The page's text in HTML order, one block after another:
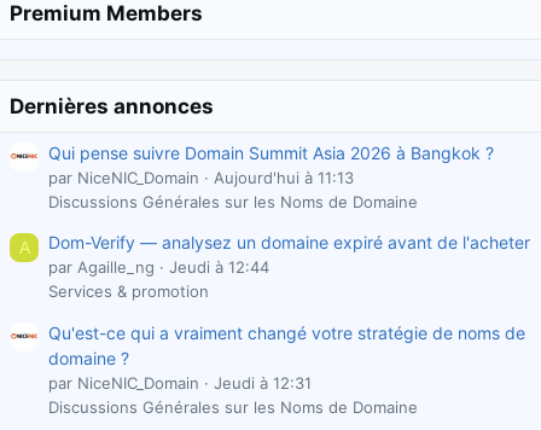
Premium Members
Dernières annonces
Qui pense suivre Domain Summit Asia 2026 à Bangkok ?
par NiceNIC_Domain
Aujourd'hui à 11:13
Discussions Générales sur les Noms de Domaine
A Dom-Verify — analysez un domaine expiré avant de l'acheter
par Agaille_ng
Jeudi à 12:44
Services & promotion
Qu'est-ce qui a vraiment changé votre stratégie de noms de
domaine ?
par NiceNIC_Domain
Jeudi à 12:31
Discussions Générales sur les Noms de Domaine